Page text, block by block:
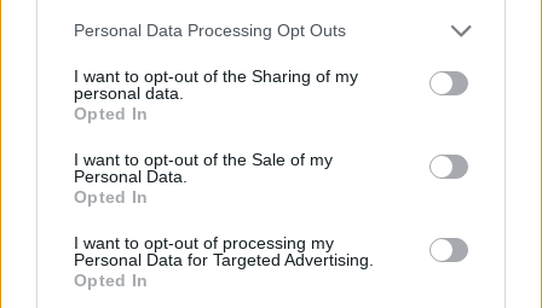
Personal Data Processing Opt Outs
I want to opt-out of the Sharing of my
personal data.
Opted In
I want to opt-out of the Sale of my
Personal Data.
Opted In
I want to opt-out of processing my
Personal Data for Targeted Advertising.
Opted In
José Manuel Urrutia, Joel Armas (4),
Seka Gallart (5), Markel Moreno (5),
Adrián Yumar (2), Miguel Ángel
inicial- Pablo Pérez, Marcos Sevillano
(1), Owen Fraind, Rubén Cubiles,
Mario Boro, Javier García (1) y José
David García
Parciales cada 5 minutos: 1-2, 5-4, 8-7,